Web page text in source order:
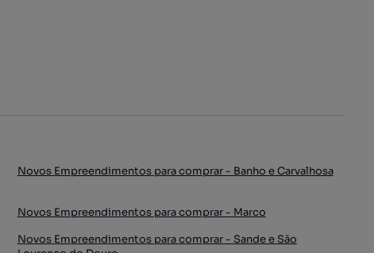
Novos Empreendimentos para comprar - Banho e Carvalhosa
Novos Empreendimentos para comprar - Marco
Novos Empreendimentos para comprar - Sande e São